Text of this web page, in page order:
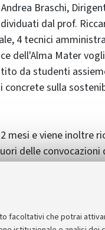
facoltativi che potrai
Braschi,
dal prof.
4 tecnici
dell'Alma Mater
da studenti
sulla
mesi e viene inoltre
delle convocazioni